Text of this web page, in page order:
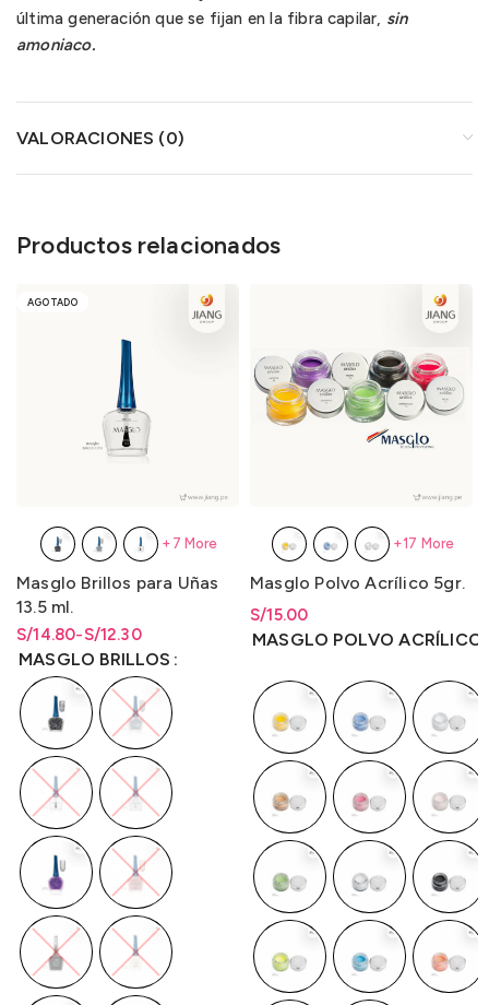
última generación que se fijan en la fibra capilar, sin
amoniaco.
VALORACIONES (0)
Productos relacionados
AGOTADO
Masglo Brillos para Uñas
13.5 ml.
S/12.30
-
S/14.80
Rango de precios: desde
S/12.30 hasta S/14.80
Rango de precios: desde
S/12.30 hastaS/ 14.80
MASGLO BRILLOS
+7 More
Masglo Polvo Acrílico 5gr.
S/15.00
Rango de precios: desde
S/15.00 hastaS/15.00
MASGLO POLVO ACRÍLICO
+17 More